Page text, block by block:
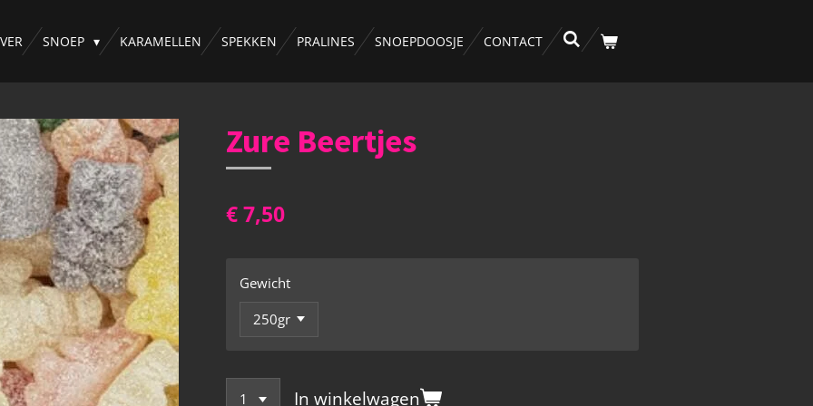
SNOEP KARAMELLEN SPEKKEN PRALINES SNOEPDOOSJE CONTACT
Zure Beertjes
€ 7,50
Gewicht
In winkelwagen